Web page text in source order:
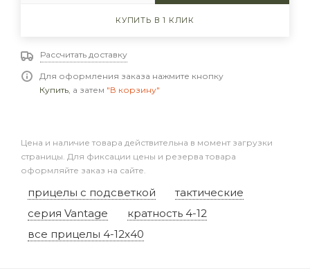
КУПИТЬ В 1 КЛИК
Рассчитать доставку
Для оформления заказа нажмите кнопку
Купить, а затем "В корзину"
Цена и наличие товара действительна в момент загрузки
страницы. Для фиксации цены и резерва товара
оформляйте заказ на сайте.
прицелы с подсветкой
тактические
серия Vantage
кратность 4-12
все прицелы 4-12x40